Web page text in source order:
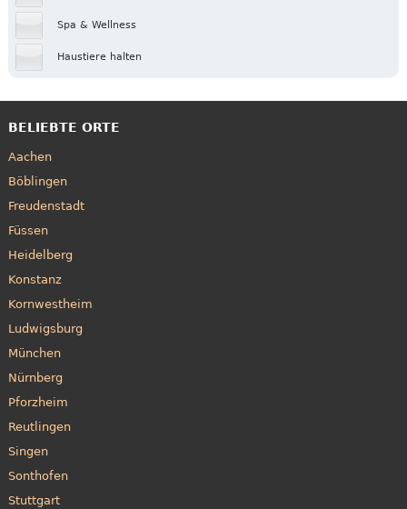
Spa & Wellness
Haustiere halten
BELIEBTE ORTE
Aachen
Böblingen
Freudenstadt
Füssen
Heidelberg
Konstanz
Kornwestheim
Ludwigsburg
München
Nürnberg
Pforzheim
Reutlingen
Singen
Sonthofen
Stuttgart